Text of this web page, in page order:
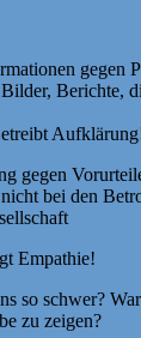
gegen
Berichte,
gegen
bei den
Empathie!
so schwer?
zu zeigen?